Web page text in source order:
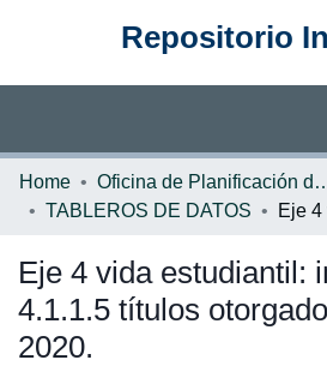
Repositorio
Communities & Collections
Statistics
Home
Oficina de Planificación de la
TABLEROS DE DATOS
Eje 4 vida estudiantil:
4.1.1.5 títulos
2020.